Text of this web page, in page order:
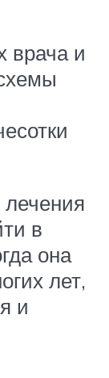
врача и
лечения
в
она
лет,
и